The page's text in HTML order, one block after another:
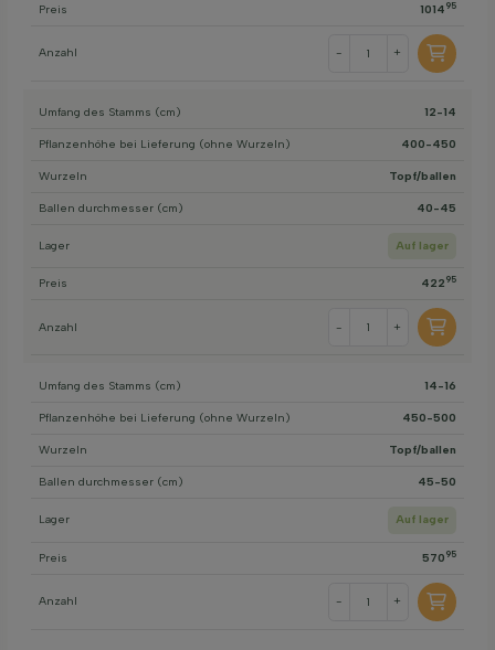
Preis 1014 95
Anzahl - +
Umfang des Stamms (cm) 12-14
Pflanzenhöhe bei Lieferung (ohne Wurzeln) 400-450
Wurzeln Topf/ballen
Ballen durchmesser (cm) 40-45
Lager Auf lager
Preis 422 95
Anzahl - +
Umfang des Stamms (cm) 14-16
Pflanzenhöhe bei Lieferung (ohne Wurzeln) 450-500
Wurzeln Topf/ballen
Ballen durchmesser (cm) 45-50
Lager Auf lager
Preis 570 95
Anzahl - +